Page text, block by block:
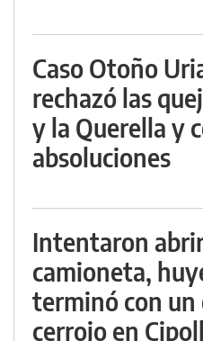
Caso Otoño
rechazó las
y la Querella y
absoluciones
Intentaron
camioneta,
terminó con
cerrojo en